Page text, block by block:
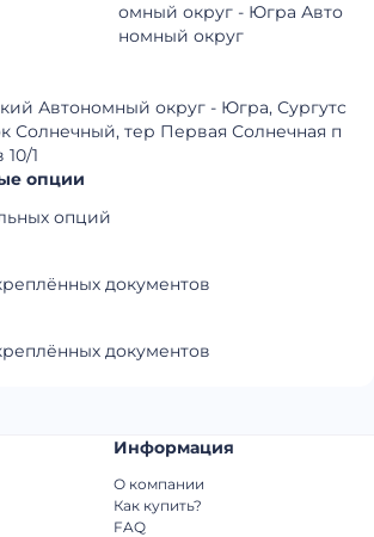
омный округ - Югра Авто
номный округ
Автономный округ - Югра, Сургутс
Солнечный, тер Первая Солнечная п
10/1
опции
опций
документов
документов
Информация
О компании
Как купить?
FAQ